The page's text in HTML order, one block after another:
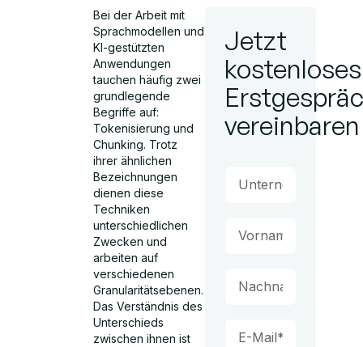
Bei der Arbeit mit
Sprachmodellen und
KI-gestützten
Anwendungen
tauchen häufig zwei
grundlegende
Begriffe auf:
Tokenisierung und
Chunking. Trotz
ihrer ähnlichen
Bezeichnungen
dienen diese
Techniken
unterschiedlichen
Zwecken und
arbeiten auf
verschiedenen
Granularitätsebenen.
Das Verständnis des
Unterschieds
zwischen ihnen ist
Jetzt
kostenloses
vereinbaren